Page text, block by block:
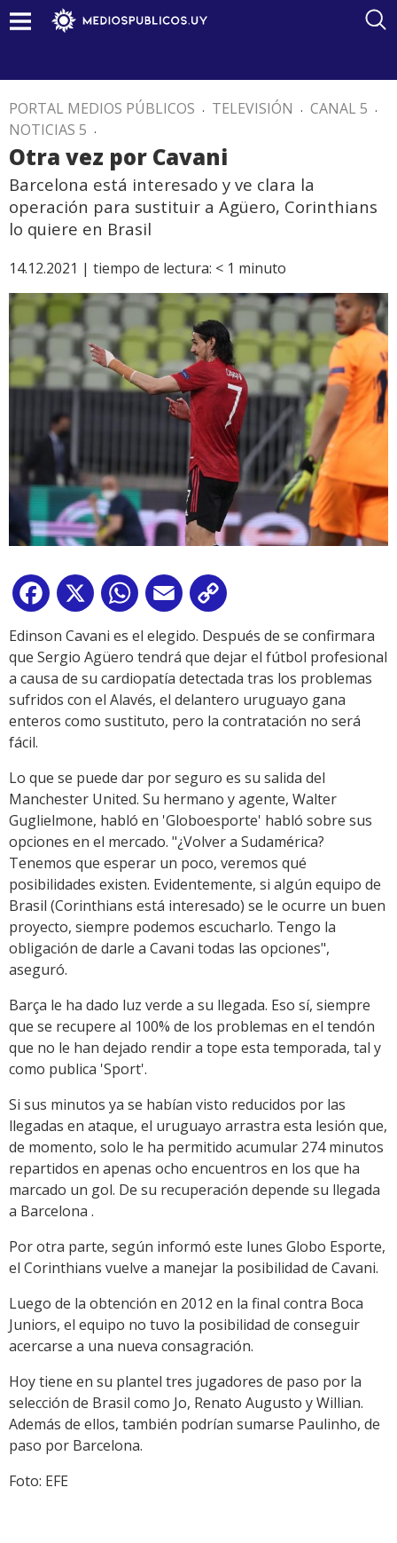
PORTAL MEDIOS PÚBLICOS . TELEVISIÓN . CANAL 5 .
NOTICIAS 5 .
Otra vez por Cavani
Barcelona está interesado y ve clara la
operación para sustituir a Agüero, Corinthians
lo quiere en Brasil
14.12.2021 | tiempo de lectura: < 1 minuto
Facebook
X WhatsApp
Email
Link
Edinson Cavani es el elegido. Después de se confirmara
que Sergio Agüero tendrá que dejar el fútbol profesional
a causa de su cardiopatía detectada tras los problemas
sufridos con el Alavés, el delantero uruguayo gana
enteros como sustituto, pero la contratación no será
fácil.
Lo que se puede dar por seguro es su salida del
Manchester United. Su hermano y agente, Walter
Guglielmone, habló en 'Globoesporte' habló sobre sus
opciones en el mercado. "¿Volver a Sudamérica?
Tenemos que esperar un poco, veremos qué
posibilidades existen. Evidentemente, si algún equipo de
Brasil (Corinthians está interesado) se le ocurre un buen
proyecto, siempre podemos escucharlo. Tengo la
obligación de darle a Cavani todas las opciones",
aseguró.
Barça le ha dado luz verde a su llegada. Eso sí, siempre
que se recupere al 100% de los problemas en el tendón
que no le han dejado rendir a tope esta temporada, tal y
como publica 'Sport'.
Si sus minutos ya se habían visto reducidos por las
llegadas en ataque, el uruguayo arrastra esta lesión que,
de momento, solo le ha permitido acumular 274 minutos
repartidos en apenas ocho encuentros en los que ha
marcado un gol. De su recuperación depende su llegada
a Barcelona .
Por otra parte, según informó este lunes Globo Esporte,
el Corinthians vuelve a manejar la posibilidad de Cavani.
Luego de la obtención en 2012 en la final contra Boca
Juniors, el equipo no tuvo la posibilidad de conseguir
acercarse a una nueva consagración.
Hoy tiene en su plantel tres jugadores de paso por la
selección de Brasil como Jo, Renato Augusto y Willian.
Además de ellos, también podrían sumarse Paulinho, de
paso por Barcelona.
Foto: EFE